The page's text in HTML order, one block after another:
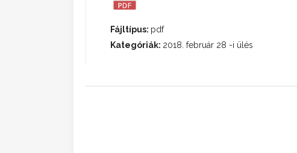
Fájltípus: pdf
Kategóriák: 2018. február 28 -i ülés